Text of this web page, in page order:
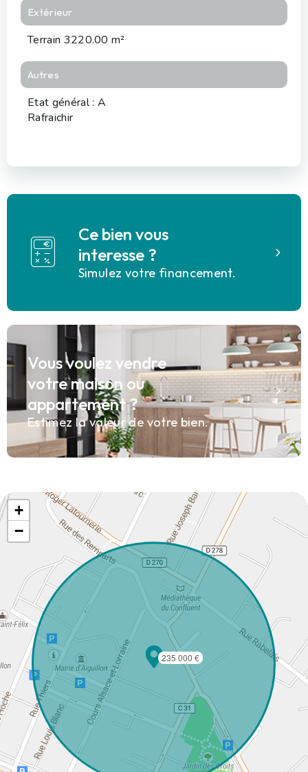
Extérieur
Terrain 3220.00 m²
Autres
Etat général : A
Rafraichir
Ce bien vous
interesse ?
Simulez votre financement.
Vous voulez vendre
votre maison ou
appartement ?
Estimez la valeur de votre bien.
235 000 €
+
−